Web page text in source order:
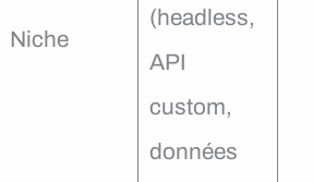
Niche
(headless,
API
custom,
données